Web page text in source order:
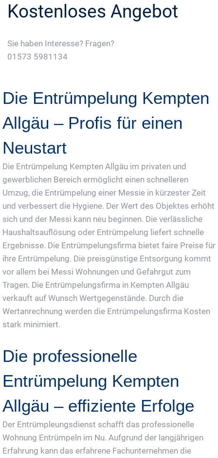
Kostenloses Angebot
Sie haben Interesse? Fragen?
01573 5981134
Die Entrümpelung Kempten
Allgäu – Profis für einen
Neustart
Die Entrümpelung Kempten Allgäu im privaten und
gewerblichen Bereich ermöglicht einen schnelleren
Umzug, die Entrümpelung einer Messie in kürzester Zeit
und verbessert die Hygiene. Der Wert des Objektes erhöht
sich und der Messi kann neu beginnen. Die verlässliche
Haushaltsauflösung oder Entrümpelung liefert schnelle
Ergebnisse. Die Entrümpelungsfirma bietet faire Preise für
ihre Entrümpelung. Die preisgünstige Entsorgung kommt
vor allem bei Messi Wohnungen und Gefahrgut zum
Tragen. Die Entrümpelungsfirma in Kempten Allgäu
verkauft auf Wunsch Wertgegenstände. Durch die
Wertanrechnung werden die Entrümpelungsfirma Kosten
stark minimiert.
Die professionelle
Entrümpelung Kempten
Allgäu – effiziente Erfolge
Der Entrümpleungsdienst schafft das professionelle
Wohnung Entrümpeln im Nu. Aufgrund der langjährigen
Erfahrung kann das erfahrene Fachunternehmen die